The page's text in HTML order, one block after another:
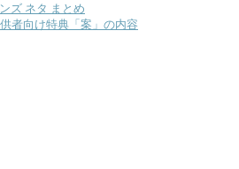
ズ ネタ まとめ
者向け特典「案」の内容